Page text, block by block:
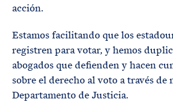
acción.
Estamos facilitando que los
registren para votar, y hemos
abogados que defienden y hacen
sobre el derecho al voto a través de
Departamento de Justicia.